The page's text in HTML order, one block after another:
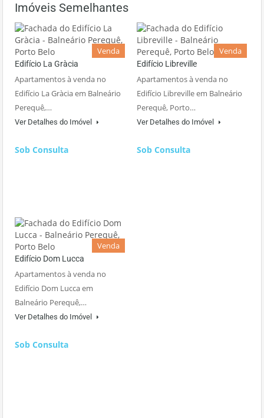
Imóveis Semelhantes
Venda
Edifício La Gràcia
Apartamentos à venda no
Edifício La Gràcia em Balneário
Perequê,…
Ver Detalhes do Imóvel
Sob Consulta
Venda
Edifício Libreville
Apartamentos à venda no
Edifício Libreville em Balneário
Perequê, Porto…
Ver Detalhes do Imóvel
Sob Consulta
Venda
Edifício Dom Lucca
Apartamentos à venda no
Edifício Dom Lucca em
Balneário Perequê,…
Ver Detalhes do Imóvel
Sob Consulta